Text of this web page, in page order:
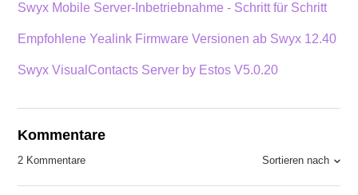
Swyx Mobile Server-Inbetriebnahme - Schritt für Schritt
Empfohlene Yealink Firmware Versionen ab Swyx 12.40
Swyx VisualContacts Server by Estos V5.0.20
Kommentare
2 Kommentare Sortieren nach